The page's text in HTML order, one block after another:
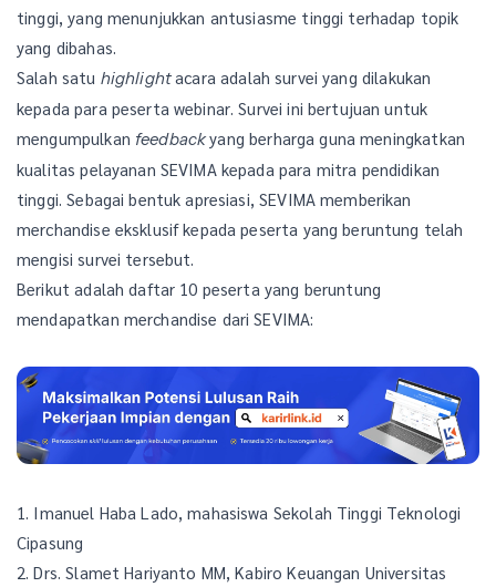
tinggi, yang menunjukkan antusiasme tinggi terhadap topik
yang dibahas.
Salah satu highlightacara adalah survei yang dilakukan
kepada para peserta webinar. Survei ini bertujuan untuk
mengumpulkan feedbackyang berharga guna meningkatkan
kualitas pelayanan SEVIMA kepada para mitra pendidikan
tinggi. Sebagai bentuk apresiasi, SEVIMA memberikan
merchandise eksklusif kepada peserta yang beruntung telah
mengisi survei tersebut.
Berikut adalah daftar 10 peserta yang beruntung
mendapatkan merchandise dari SEVIMA:
1. Imanuel Haba Lado, mahasiswa Sekolah Tinggi Teknologi
Cipasung
2. Drs. Slamet Hariyanto MM, Kabiro Keuangan Universitas